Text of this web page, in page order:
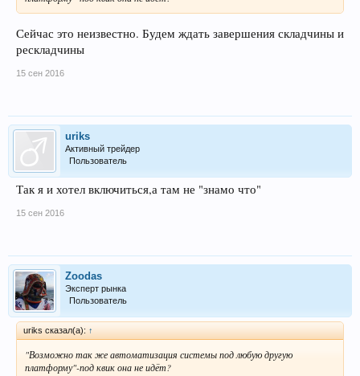
Сейчас это неизвестно. Будем ждать завершения складчины и
рескладчины
15 сен 2016
uriks
Активный трейдер
Пользователь
Так я и хотел включиться,а там не "знамо что"
15 сен 2016
Zoodas
Эксперт рынка
Пользователь
uriks сказал(а): ↑
"Возможно так же автоматизация системы под любую другую
платформу"-под квик она не идёт?